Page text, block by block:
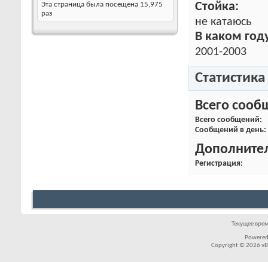
Эта страница была посещена 15,975
раз
Стойка:
не катаюсь
В каком
2001-2003
Статистика
Всего
Всего сообщений
Сообщений в день
Регистрация
Текущее
Copyright © 2026